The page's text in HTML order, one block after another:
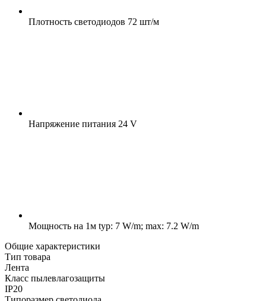
Плотность светодиодов 72 шт/м
Напряжение питания 24 V
Мощность на 1м typ: 7 W/m; max: 7.2 W/m
Общие характеристики
Тип товара
Лента
Класс пылевлагозащиты
IP20